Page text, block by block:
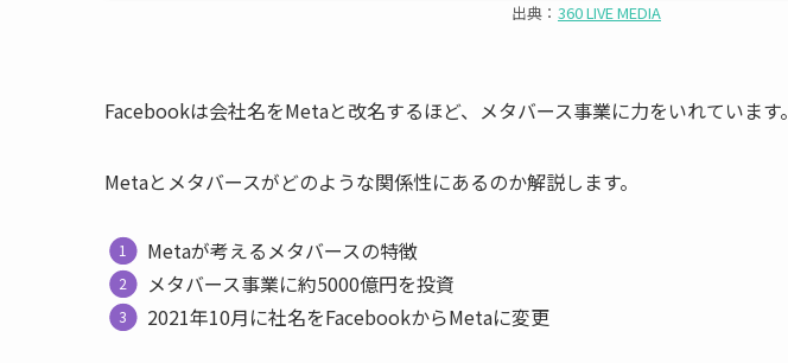
出典： 360 LIVE MEDIA
Facebookは会社名をMetaと改名するほど、メタバース事業に力をいれています。
Metaとメタバースがどのような関係性にあるのか解説します。
Metaが考えるメタバースの特徴
メタバース事業に約5000億円を投資
2021年10月に社名をFacebookからMetaに変更